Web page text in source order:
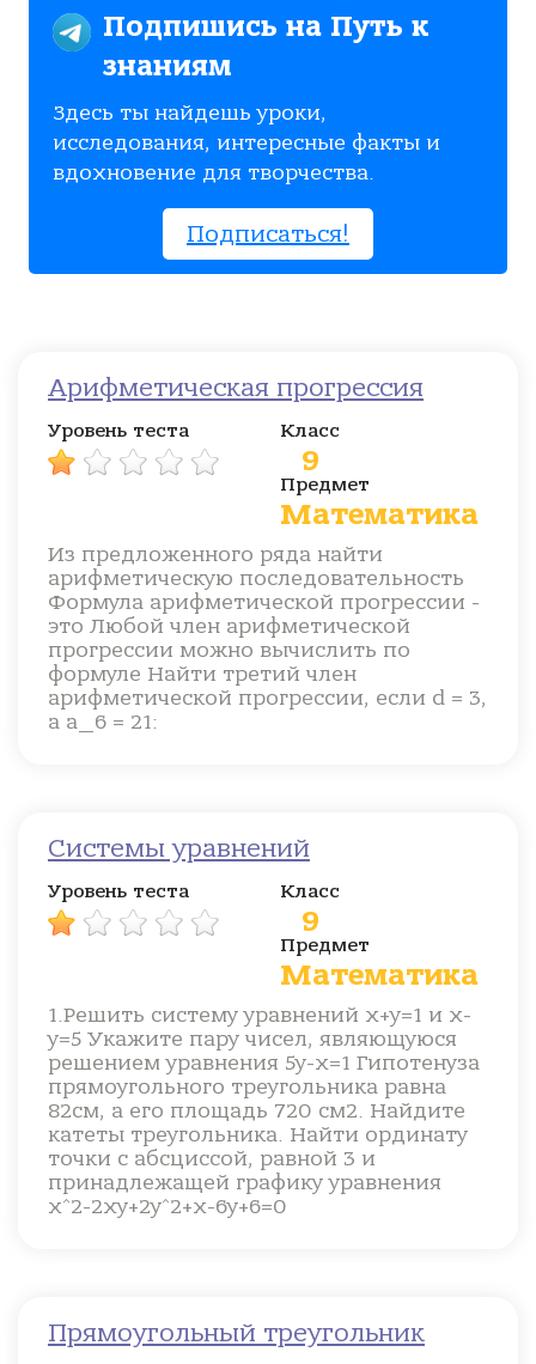
Подпишись на Путь к
знаниям
Здесь ты найдешь уроки,
исследования, интересные факты и
вдохновение для творчества.
Подписаться!
Арифметическая прогрессия
Уровень теста Класс
9
Предмет
Математика
Из предложенного ряда найти
арифметическую последовательность
Формула арифметической прогрессии -
это Любой член арифметической
прогрессии можно вычислить по
формуле Найти третий член
арифметической прогрессии, если d = 3,
а a_6 = 21:
Системы уравнений
Уровень теста Класс
9
Предмет
Математика
1.Решить систему уравнений х+у=1 и х-
у=5 Укажите пару чисел, являющуюся
решением уравнения 5у-х=1 Гипотенуза
прямоугольного треугольника равна
82см, а его площадь 720 см2. Найдите
катеты треугольника. Найти ординату
точки с абсциссой, равной 3 и
принадлежащей графику уравнения
х^2-2ху+2у^2+х-6у+6=0
Прямоугольный треугольник